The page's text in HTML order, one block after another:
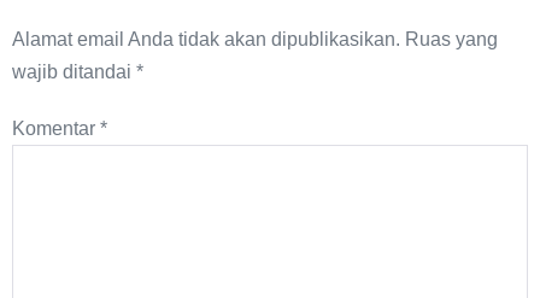
Alamat email Anda tidak akan dipublikasikan. Ruas yang
wajib ditandai *
Komentar *